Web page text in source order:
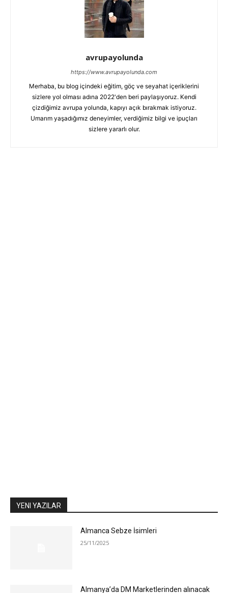
avrupayolunda
https://www.avrupayolunda.com
Merhaba, bu blog içindeki eğitim, göç ve seyahat içeriklerini
sizlere yol olması adına 2022'den beri paylaşıyoruz. Kendi
çizdiğimiz avrupa yolunda, kapıyı açık bırakmak istiyoruz.
Umarım yaşadığımız deneyimler, verdiğimiz bilgi ve ipuçları
sizlere yararlı olur.
YENI YAZILAR
Almanca Sebze İsimleri
25/11/2025
Almanya’da DM Marketlerinden alınacak